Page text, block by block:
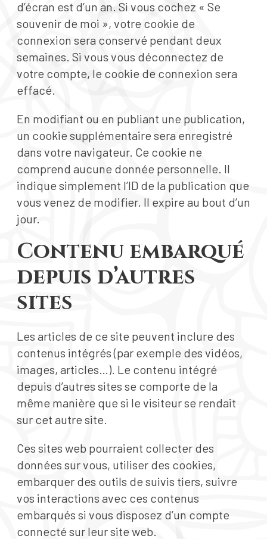
d’écran est d’un an. Si vous cochez « Se
souvenir de moi », votre cookie de
connexion sera conservé pendant deux
semaines. Si vous vous déconnectez de
votre compte, le cookie de connexion sera
effacé.
En modifiant ou en publiant une publication,
un cookie supplémentaire sera enregistré
dans votre navigateur. Ce cookie ne
comprend aucune donnée personnelle. Il
indique simplement l’ID de la publication que
vous venez de modifier. Il expire au bout d’un
jour.
Contenu embarqué
depuis d’autres
sites
Les articles de ce site peuvent inclure des
contenus intégrés (par exemple des vidéos,
images, articles…). Le contenu intégré
depuis d’autres sites se comporte de la
même manière que si le visiteur se rendait
sur cet autre site.
Ces sites web pourraient collecter des
données sur vous, utiliser des cookies,
embarquer des outils de suivis tiers, suivre
vos interactions avec ces contenus
embarqués si vous disposez d’un compte
connecté sur leur site web.